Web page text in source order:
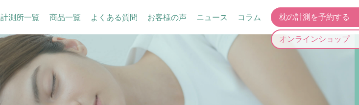
計測所一覧 商品一覧 よくある質問 お客様の声 ニュース コラム 枕の計測を予約する
オンラインショップ